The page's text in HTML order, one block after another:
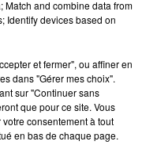
and combine data from
Identify devices based on
et fermer", ou affiner en
dans "Gérer mes choix".
sur "Continuer sans
que pour ce site. Vous
consentement à tout
en bas de chaque page.